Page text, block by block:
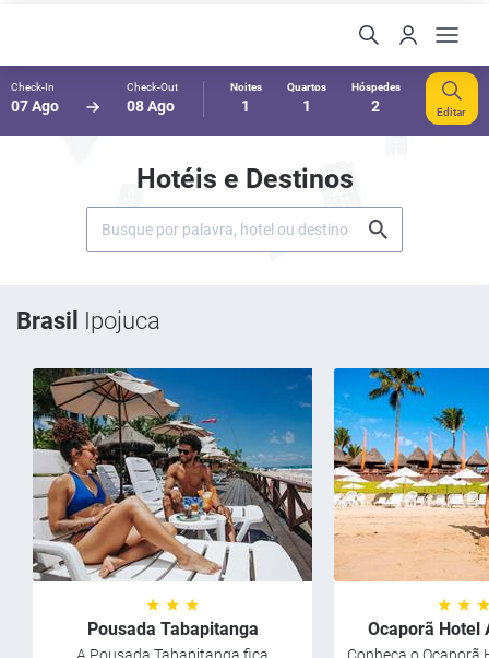
Check-In
07 Ago
Check-Out
08 Ago
Noites
1
Quartos
1
Hóspedes
2 Editar
Hotéis e Destinos
Brasil Ipojuca
★ ★ ★
Pousada Tabapitanga
★ ★
Ocaporã Hotel